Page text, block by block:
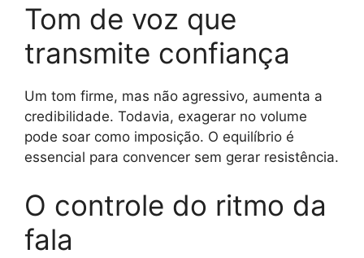
Tom de voz que
transmite confiança
Um tom firme, mas não agressivo, aumenta a
credibilidade. Todavia, exagerar no volume
pode soar como imposição. O equilíbrio é
essencial para convencer sem gerar resistência.
O controle do ritmo da
fala